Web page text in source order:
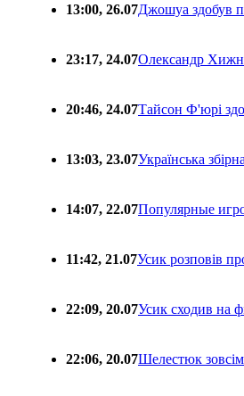
13:00, 26.07Джошуа здобув
23:17, 24.07Олександр
20:46, 24.07Тайсон Ф'юрі
13:03, 23.07Українська
14:07, 22.07Популярные
11:42, 21.07Усик розповів
22:09, 20.07Усик сходив на
22:06, 20.07Шелестюк